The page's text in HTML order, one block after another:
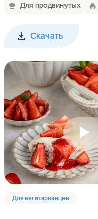
Для продвинутых
Скачать
Для вегетарианцев